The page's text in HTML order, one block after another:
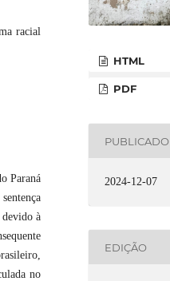
racial
Paraná
à
no
HTML
PDF
PUBLICADO
2024-12-07
EDIÇÃO